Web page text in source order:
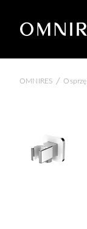
OMNIRES /